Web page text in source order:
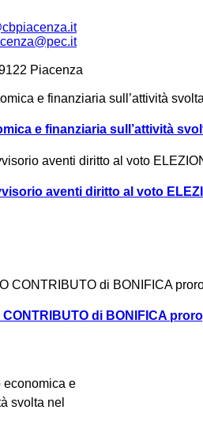
Piacenza
e finanziaria sull’attività
aventi diritto al voto
di BONIFICA